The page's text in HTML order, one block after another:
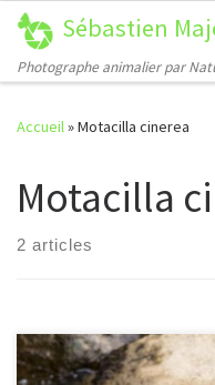
Passer au contenu
Sébastien
Photographe animalier par
Accueil»Motacilla cinerea
Motacilla
2 articles